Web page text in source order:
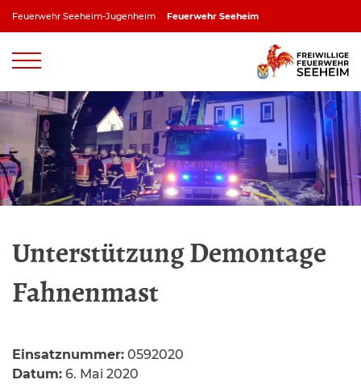
Feuerwehr Seeheim-Jugenheim Feuerwehr Seeheim
Unterstützung Demontage
Fahnenmast
Einsatznummer: 0592020
Datum: 6. Mai 2020